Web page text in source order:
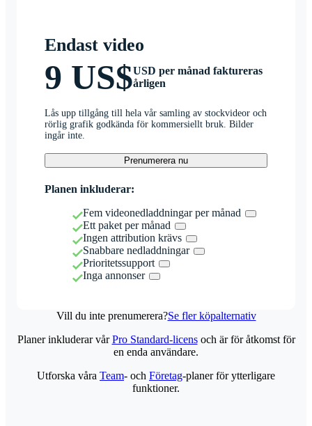
Endast video
9 US$USD per månad faktureras
årligen
Lås upp tillgång till hela vår samling av stockvideor och
rörlig grafik godkända för kommersiellt bruk. Bilder
ingår inte.
Prenumerera nu
Planen inkluderar:
Fem videonedladdningar per månad
Ett paket per månad
Ingen attribution krävs
Snabbare nedladdningar
Prioritetssupport
Inga annonser
Vill du inte prenumerera?Se fler köpalternativ
Planer inkluderar vårPro Standard-licensoch är för åtkomst för
en enda användare.
Utforska våra Team- och Företag-planer för ytterligare
funktioner.